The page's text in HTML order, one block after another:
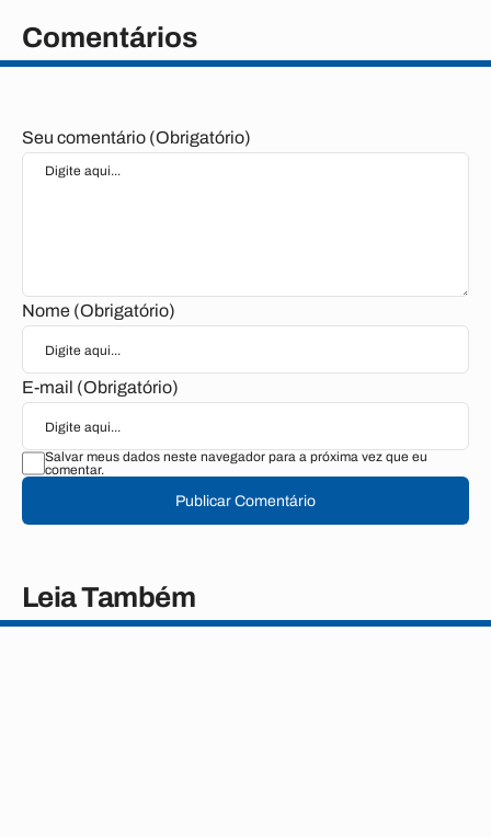
Comentários
Seu comentário (Obrigatório)
Nome (Obrigatório)
E-mail (Obrigatório)
Salvar meus dados neste navegador para a próxima vez que eu
comentar.
Publicar Comentário
Leia Também